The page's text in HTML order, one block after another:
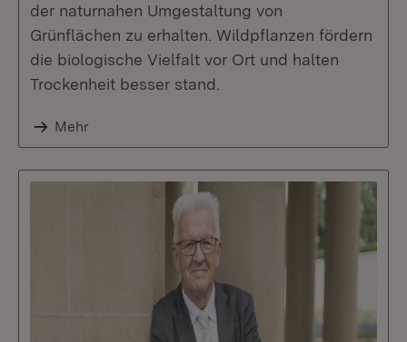
der naturnahen Umgestaltung von
Grünflächen zu erhalten. Wildpflanzen fördern
die biologische Vielfalt vor Ort und halten
Trockenheit besser stand.
Mehr